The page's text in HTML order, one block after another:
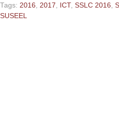
Tags: 2016 2017 ICT, SSLC 2016
SUSEEL